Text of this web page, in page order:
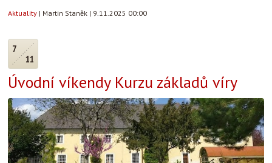
Aktuality | Martin Staněk | 9.11.2025 00:00
7
11
Úvodní víkendy Kurzu základů víry